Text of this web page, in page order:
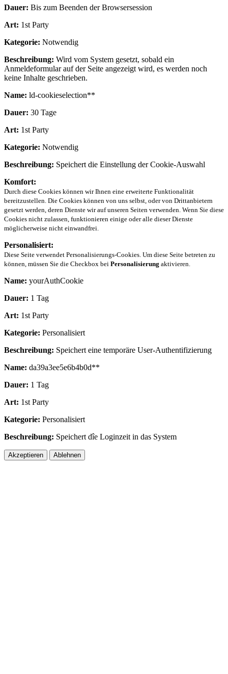
Dauer: Bis zum Beenden der Browsersession
Art: 1st Party
Kategorie: Notwendig
Beschreibung: Wird vom System gesetzt, sobald ein
Anmeldeformular auf der Seite angezeigt wird, es werden noch
keine Inhalte geschrieben.
Name: ld-cookieselection**
Dauer: 30 Tage
Art: 1st Party
Kategorie: Notwendig
Beschreibung: Speichert die Einstellung der Cookie-Auswahl
Komfort:
Durch diese Cookies können wir Ihnen eine erweiterte Funktionalität
bereitzustellen. Die Cookies können von uns selbst, oder von Drittanbietern
gesetzt werden, deren Dienste wir auf unseren Seiten verwenden. Wenn Sie diese
Cookies nicht zulassen, funktionieren einige oder alle dieser Dienste
möglicherweise nicht einwandfrei.
Personalisiert:
Diese Seite verwendet Personalisierungs-Cookies. Um diese Seite betreten zu
können, müssen Sie die Checkbox bei Personalisierung aktivieren.
Name: yourAuthCookie
Dauer: 1 Tag
Art: 1st Party
Kategorie: Personalisiert
Beschreibung: Speichert eine temporäre User-Authentifizierung
Name: da39a3ee5e6b4b0d**
Dauer: 1 Tag
Art: 1st Party
Kategorie: Personalisiert
Beschreibung: Speichert dîe Loginzeit in das System
Akzeptieren Ablehnen